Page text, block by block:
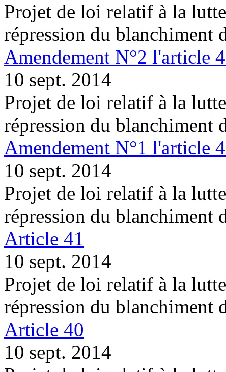
Projet de loi relatif à la
répression du blanchiment
Amendement N°2 l'article
10 sept. 2014
Projet de loi relatif à la
répression du blanchiment
Amendement N°1 l'article
10 sept. 2014
Projet de loi relatif à la
répression du blanchiment
Article 41
10 sept. 2014
Projet de loi relatif à la
répression du blanchiment
Article 40
10 sept. 2014